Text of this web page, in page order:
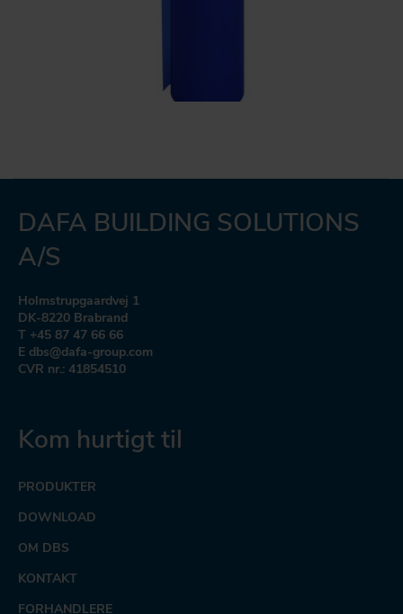
DAFA BUILDING SOLUTIONS
A/S
Holmstrupgaardvej 1
DK-8220 Brabrand
T +45 87 47 66 66
E dbs@dafa-group.com
CVR nr.: 41854510
Kom hurtigt til
PRODUKTER
DOWNLOAD
OM DBS
KONTAKT
FORHANDLERE